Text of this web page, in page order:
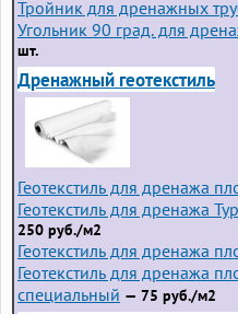
Тройник для дренажных
Угольник 90 град. для
шт.
Дренажный геотекстиль
Геотекстиль для дренажа
Геотекстиль для дренажа
250 руб./м2
Геотекстиль для дренажа
Геотекстиль для дренажа
специальный — 75 руб./м2